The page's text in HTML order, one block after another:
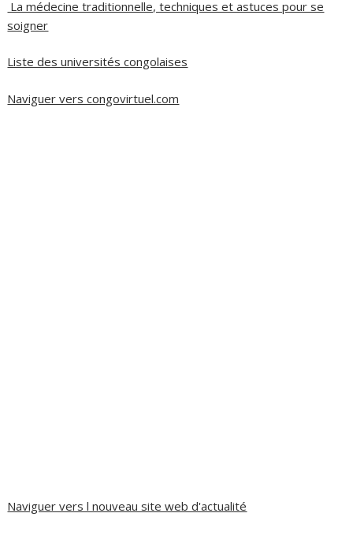
La médecine traditionnelle, techniques et astuces pour se
soigner
Liste des universités congolaises
Naviguer vers congovirtuel.com
Naviguer vers l nouveau site web d'actualité